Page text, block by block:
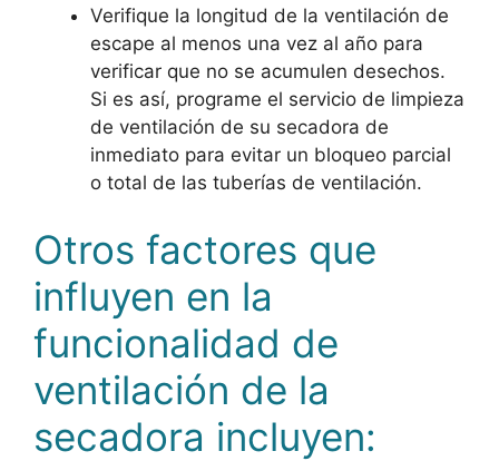
Verifique la longitud de la ventilación de
escape al menos una vez al año para
verificar que no se acumulen desechos.
Si es así, programe el servicio de limpieza
de ventilación de su secadora de
inmediato para evitar un bloqueo parcial
o total de las tuberías de ventilación.
Otros factores que
influyen en la
funcionalidad de
ventilación de la
secadora incluyen: